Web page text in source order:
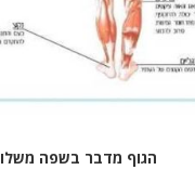
הגוף מדבר בשפה משלו